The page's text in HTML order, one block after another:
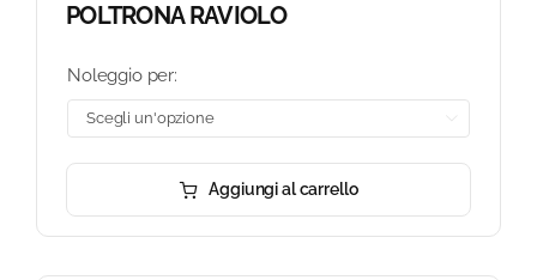
POLTRONA RAVIOLO
Noleggio per:
Aggiungi al carrello